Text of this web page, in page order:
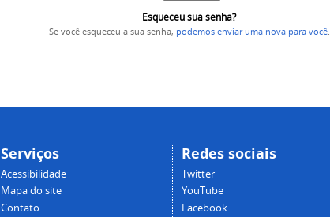
Esqueceu sua senha?
Se você esqueceu a sua senha, podemos enviar uma nova para você.
Serviços
Acessibilidade
Mapa do site
Contato
Redes sociais
Twitter
YouTube
Facebook